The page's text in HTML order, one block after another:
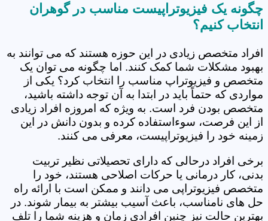
چگونه یک فیزیوتراپیست مناسب در گوهران
انتخاب کنیم؟
افراد متخصص زیادی در این حوزه هستند که می توانند به
بهبود مشکلات شما کمک کنند. اما چگونه می توان یک
متخصص و فیزیوتراپ مناسب را انتخاب کرد؟ یکی از
مواردی که حتماً باید در ابتدا به آن توجه داشته باشید،
متخصص بودن فرد است. به ویژه که امروزه افراد زیادی
از این فرصت، سوءاستفاده کرده و بدون دانش در این
زمینه خود را فیزیوتراپیست، معرفی می کنند.
برخی افراد درحالی که دارای تحصیلاتی نظیر تربیت
بدنی، کار درمانی یا حرکات اصلاحی هستند، خود را
متخصص فیزیوتراپی می دانند و ممکن است با ارائه راه
حل های نامناسب، باعث آسیب بیشتر به بیمار شوند. در
بهترین حالت نیز چنین افرادی زمان و هزینه شما را تلف